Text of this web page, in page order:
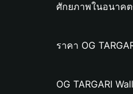
ศักยภาพในอนาคต
ราคา OG
OG TARGARI